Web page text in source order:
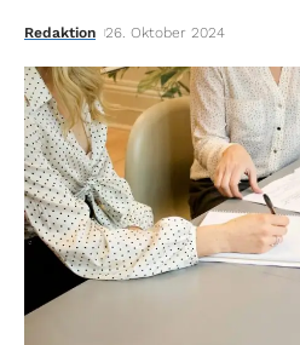
Redaktion 26. Oktober 2024